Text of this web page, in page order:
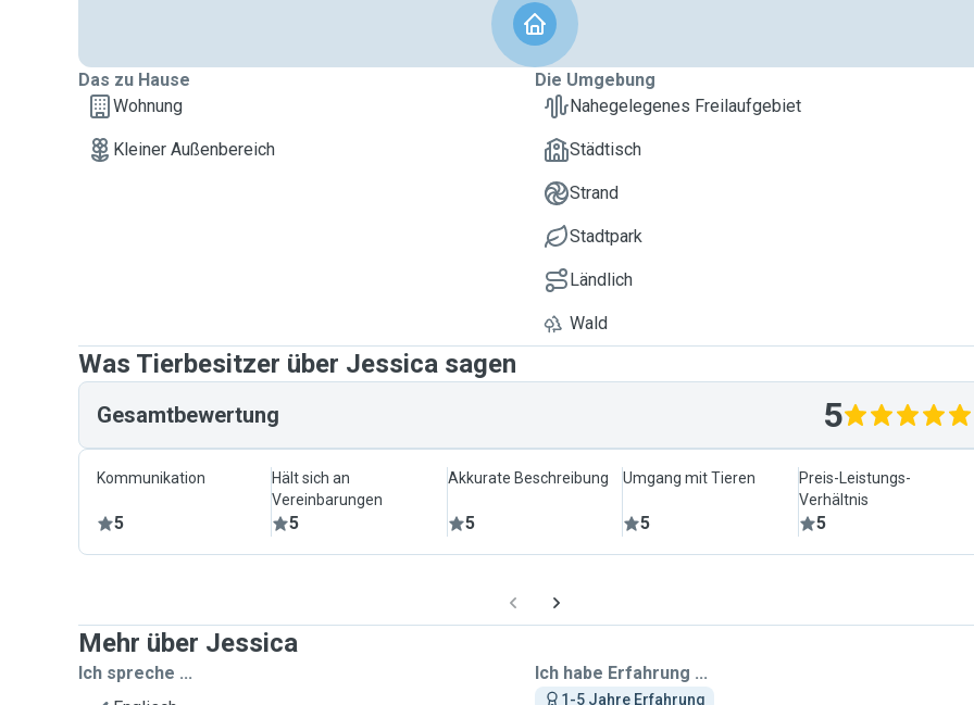
Das zu Hause
Wohnung
Kleiner Außenbereich
Die Umgebung
Nahegelegenes Freilaufgebiet
Städtisch
Strand
Stadtpark
Ländlich
Wald
Was Tierbesitzer über Jessica sagen
Gesamtbewertung 5
Kommunikation
5
Hält sich an
Vereinbarungen
5
Akkurate Beschreibung
5
Umgang mit Tieren
5
Preis-Leistungs-
Verhältnis
5
Mehr über Jessica
Ich spreche ...
Ich habe Erfahrung ...
1-5 Jahre Erfahrung